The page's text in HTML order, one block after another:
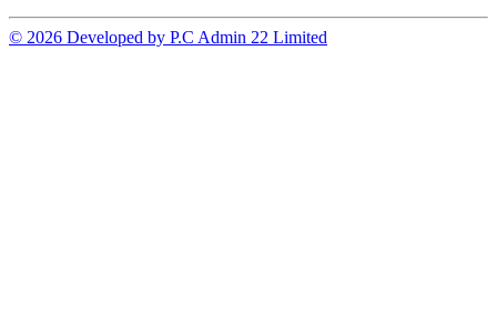
© 2026 Developed by P.C Admin 22 Limited